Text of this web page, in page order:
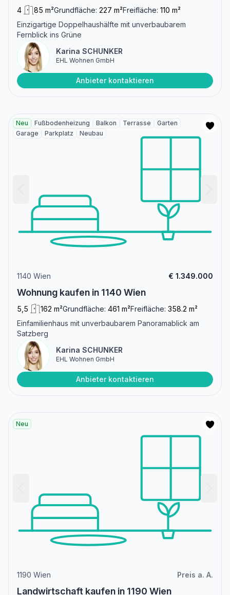
4 85 m²Grundfläche: 227 m²Freifläche: 110 m²
Einzigartige Doppelhaushälfte mit unverbaubarem
Fernblick ins Grüne
Karina SCHUNKER
EHL Wohnen GmbH
Anbieter kontaktieren
Neu Fußbodenheizung Balkon Terrasse
Garten
Garage
Parkplatz Neubau
1140 Wien € 1.349.000
Wohnung kaufen in 1140 Wien
5,5 162 m²Grundfläche: 461 m²Freifläche: 358.2 m²
Einfamilienhaus mit unverbaubarem Panoramablick am
Satzberg
Karina SCHUNKER
EHL Wohnen GmbH
Anbieter kontaktieren
Neu
1190 Wien Preis a. A.
Landwirtschaft kaufen in 1190 Wien